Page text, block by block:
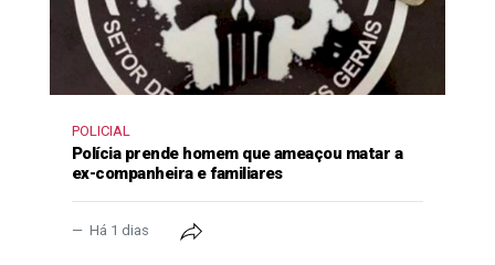
POLICIAL
Polícia prende homem que ameaçou matar a
ex-companheira e familiares
Há 1 dias